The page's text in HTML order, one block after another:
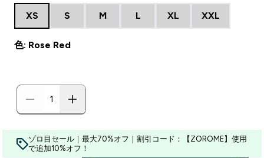
XS S M L XL XXL
色: Rose Red
ゾロ目セール｜最大70%オフ｜割引コード：【ZOROME】使用
で追加10%オフ！